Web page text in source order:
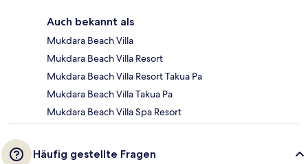
Auch bekannt als
Mukdara Beach Villa
Mukdara Beach Villa Resort
Mukdara Beach Villa Resort Takua Pa
Mukdara Beach Villa Takua Pa
Mukdara Beach Villa Spa Resort
Häufig gestellte Fragen